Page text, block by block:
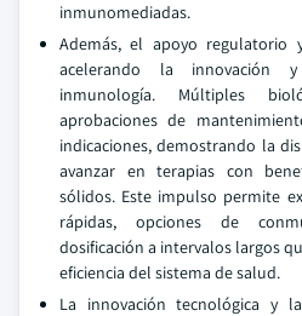
inmunomediadas.
Además, el apoyo regulatorio
acelerando la innovación
inmunología. Múltiples
aprobaciones de
indicaciones, demostrando la
avanzar en terapias con
sólidos. Este impulso permite
rápidas, opciones de
dosificación a intervalos largos
eficiencia del sistema de salud.
La innovación tecnológica y